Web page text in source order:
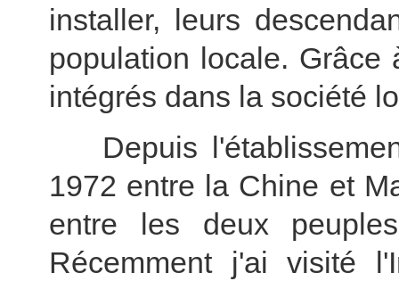
installer, leurs
population locale.
intégrés dans la société
Depuis
1972 entre la Chine et
entre les deux
Récemment j'ai visité